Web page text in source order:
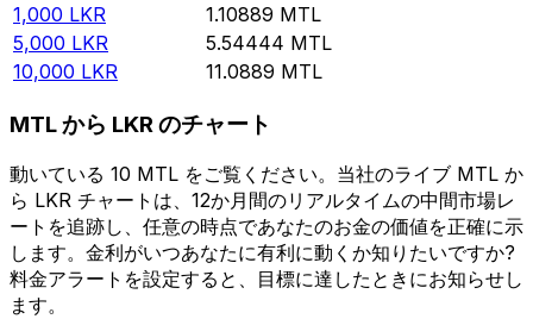
1,000 LKR 1.10889 MTL
5,000 LKR 5.54444 MTL
10,000 LKR 11.0889 MTL
MTL から LKR のチャート
動いている 10 MTL をご覧ください。当社のライブ MTL か
ら LKR チャートは、12か月間のリアルタイムの中間市場レ
ートを追跡し、任意の時点であなたのお金の価値を正確に示
します。金利がいつあなたに有利に動くか知りたいですか?
料金アラートを設定すると、目標に達したときにお知らせし
ます。